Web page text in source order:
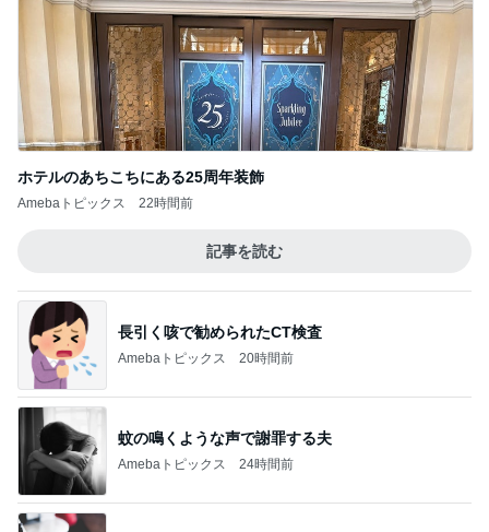
ホテルのあちこちにある25周年装飾
Amebaトピックス 22時間前
記事を読む
長引く咳で勧められたCT検査
Amebaトピックス 20時間前
蚊の鳴くような声で謝罪する夫
Amebaトピックス 24時間前